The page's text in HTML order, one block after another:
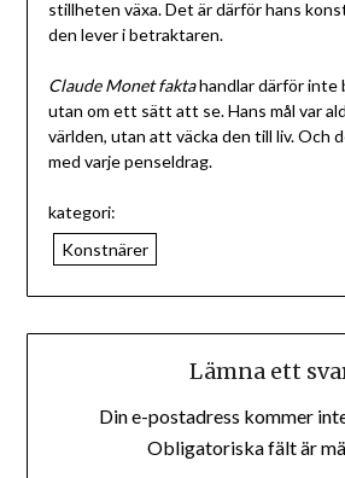
stillheten växa. Det är därför hans
den lever i betraktaren.
Claude Monet faktahandlar därför inte
utan om ett sätt att se. Hans mål var
världen, utan att väcka den till liv. Och
med varje penseldrag.
kategori:
Konstnärer
Lämna ett
Din e-postadress kommer
Obligatoriska fält är